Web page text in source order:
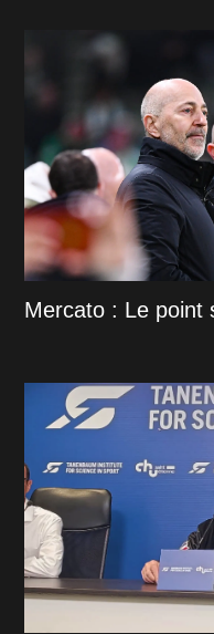
Mercato : Le point